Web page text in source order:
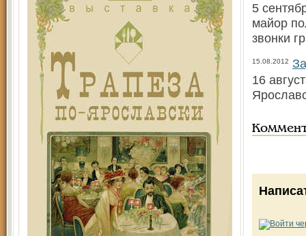
5
майор
звонки
15.08.2012
16